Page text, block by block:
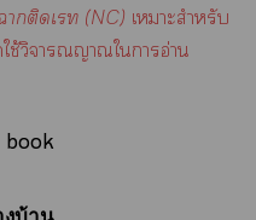
ติดเ (NC) เาะสำหรับ
ช้วิจารณญาณใาอ่าน
book